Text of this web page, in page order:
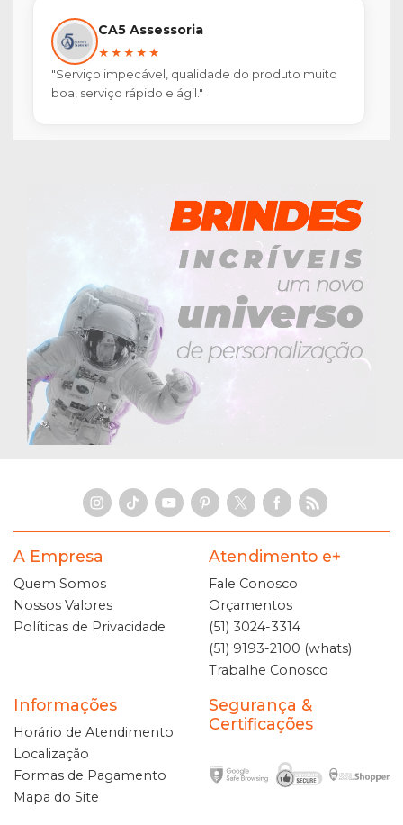
CA5 Assessoria
★★★★★
"Serviço impecável, qualidade do produto muito
boa, serviço rápido e ágil."
A Empresa
Quem Somos
Nossos Valores
Políticas de Privacidade
Atendimento e+
Fale Conosco
Orçamentos
(51) 3024-3314
(51) 9193-2100 (whats)
Trabalhe Conosco
Informações
Horário de Atendimento
Localização
Formas de Pagamento
Mapa do Site
Segurança &
Certificações